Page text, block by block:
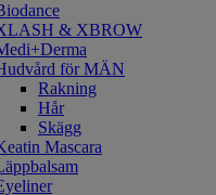
& XBROW
för MÄN
Rakning
Hår
Skägg
Mascara